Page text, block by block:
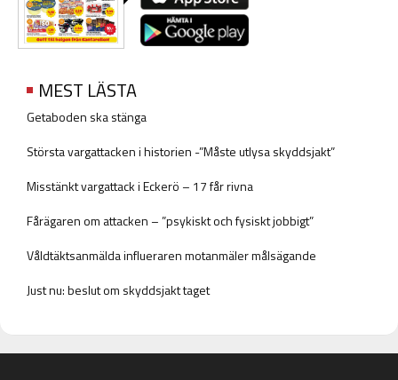
MEST LÄSTA
Getaboden ska stänga
Största vargattacken i historien -”Måste utlysa skyddsjakt”
Misstänkt vargattack i Eckerö – 17 får rivna
Fårägaren om attacken – ”psykiskt och fysiskt jobbigt”
Våldtäktsanmälda influeraren motanmäler målsägande
Just nu: beslut om skyddsjakt taget